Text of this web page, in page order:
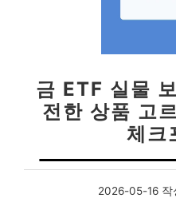
금 ETF 실물
전한 상품 고
체크
2026-05-16 작